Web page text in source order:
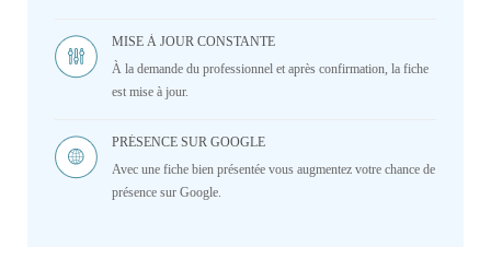
MISE À JOUR CONSTANTE
À la demande du professionnel et après confirmation, la fiche
est mise à jour.
PRÉSENCE SUR GOOGLE
Avec une fiche bien présentée vous augmentez votre chance de
présence sur Google.